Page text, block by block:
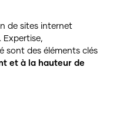
de sites internet
sont des éléments clés
et à la hauteur de